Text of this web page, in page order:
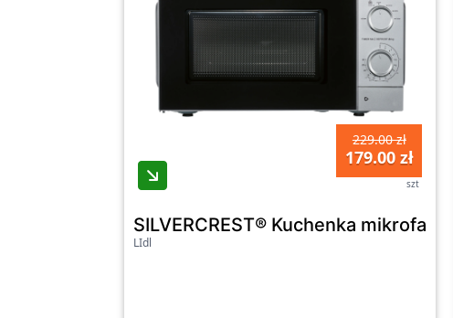
229.00 zł
179.00 zł
szt
SILVERCREST® Kuchenka
LIdl